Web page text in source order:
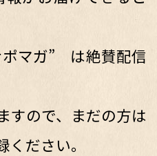
ポマガ” は絶賛配信
すので、まだの方は
ださい。